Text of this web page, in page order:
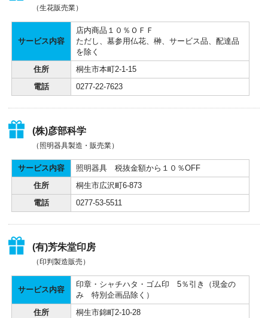
（生花販売業）
サービス内容
店内商品１０％ＯＦＦ
ただし、墓参用仏花、榊、サービス品、配達品
を除く
住所 桐生市本町2-1-15
電話 0277-22-7623
(株)彦部科学
（照明器具製造・販売業）
サービス内容 照明器具 税抜金額から１０％OFF
住所 桐生市広沢町6-873
電話 0277-53-5511
(有)芳朱堂印房
（印判製造販売）
サービス内容
印章・シャチハタ・ゴム印 5％引き（現金の
み 特別企画品除く）
住所 桐生市錦町2-10-28